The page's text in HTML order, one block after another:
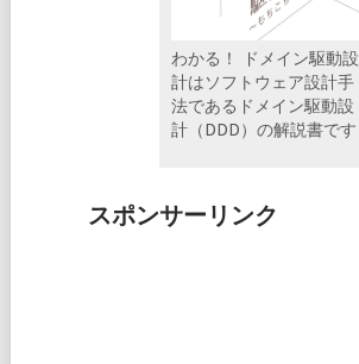
わかる！ ドメイン駆動設
計はソフトウェア設計手
法であるドメイン駆動設
計（DDD）の解説書です
スポンサーリンク